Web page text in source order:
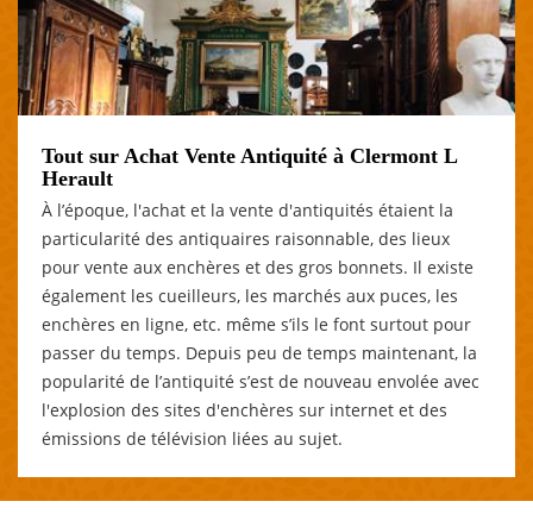
Tout sur Achat Vente Antiquité à Clermont L
Herault
À l’époque, l'achat et la vente d'antiquités étaient la
particularité des antiquaires raisonnable, des lieux
pour vente aux enchères et des gros bonnets. Il existe
également les cueilleurs, les marchés aux puces, les
enchères en ligne, etc. même s’ils le font surtout pour
passer du temps. Depuis peu de temps maintenant, la
popularité de l’antiquité s’est de nouveau envolée avec
l'explosion des sites d'enchères sur internet et des
émissions de télévision liées au sujet.